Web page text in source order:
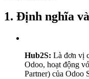
1. Định nghĩa
Hub2S: Là đơn vị
Odoo, hoạt động
Partner) của Odoo